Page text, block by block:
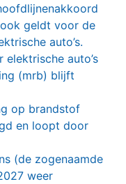
geldt voor de
auto’s.
auto’s
(mrb) blijft
op brandstof
en loopt door
(de zogenaamde
weer